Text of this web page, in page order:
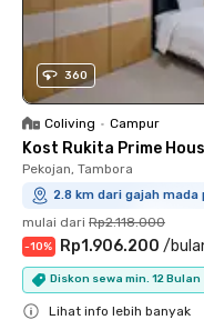
360
Coliving • Campur
Kost Rukita Prime
Pekojan, Tambora
2.8 km dari gajah mada
mulai dari Rp2.118.000
-10% Rp1.906.200 /
Diskon sewa min. 12 Bulan
Lihat info lebih banyak